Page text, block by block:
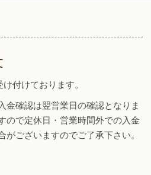
付けております。
確認は翌営業日の確認となりま
ので定休日・営業時間外での入金
ございますのでご了承下さい。